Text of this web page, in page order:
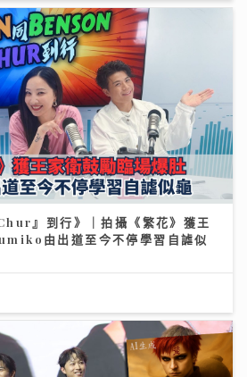
』到行》｜拍攝《繁花》獲王
由出道至今不停學習自謔似